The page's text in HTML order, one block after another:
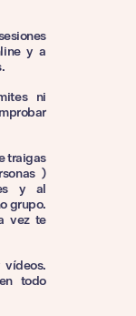
y a
ni
traigas
)
y al
grupo.
vez te
vídeos.
todo